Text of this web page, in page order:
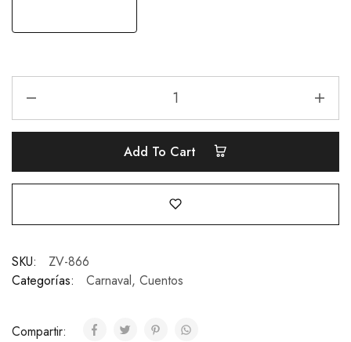
Add To Cart
SKU:
ZV-866
Categorías:
Carnaval, Cuentos
Compartir: